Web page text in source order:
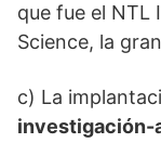
que fue el NTL
Science, la
c) La
investigación-